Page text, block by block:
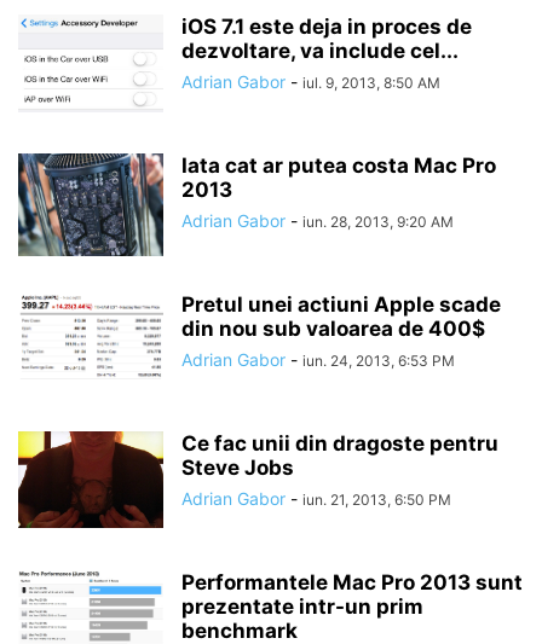
iOS 7.1 este deja in proces de
dezvoltare, va include cel...
Adrian Gabor - iul. 9, 2013, 8:50 AM
Iata cat ar putea costa Mac Pro
2013
Adrian Gabor - iun. 28, 2013, 9:20 AM
Pretul unei actiuni Apple scade
din nou sub valoarea de 400$
Adrian Gabor - iun. 24, 2013, 6:53 PM
Ce fac unii din dragoste pentru
Steve Jobs
Adrian Gabor - iun. 21, 2013, 6:50 PM
Performantele Mac Pro 2013 sunt
prezentate intr-un prim
benchmark